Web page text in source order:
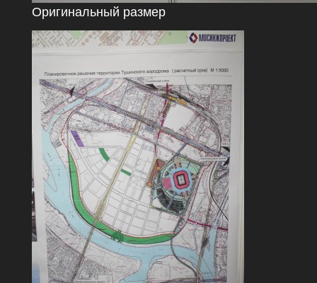
Оригинальный размер